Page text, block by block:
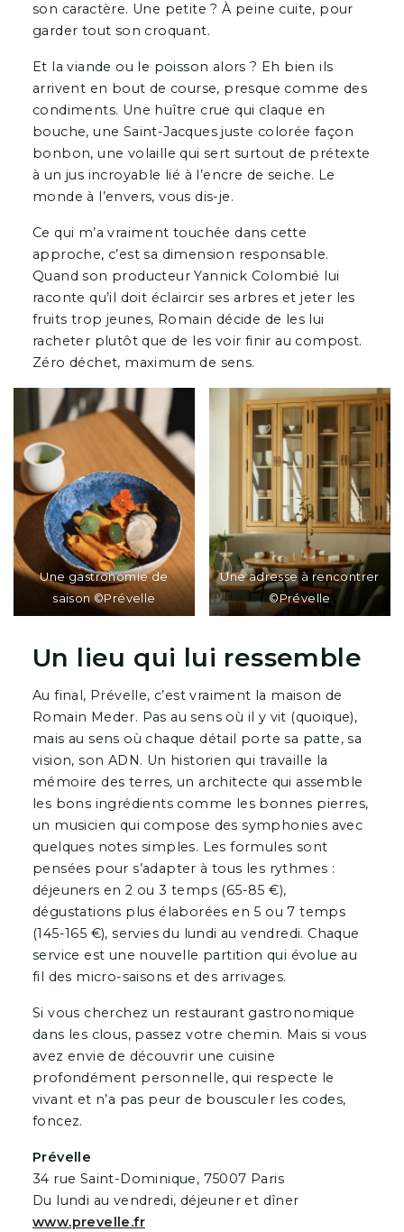
son caractère. Une petite ? À peine cuite, pour
garder tout son croquant.
Et la viande ou le poisson alors ? Eh bien ils
arrivent en bout de course, presque comme des
condiments. Une huître crue qui claque en
bouche, une Saint-Jacques juste colorée façon
bonbon, une volaille qui sert surtout de prétexte
à un jus incroyable lié à l’encre de seiche. Le
monde à l’envers, vous dis-je.
Ce qui m’a vraiment touchée dans cette
approche, c’est sa dimension responsable.
Quand son producteur Yannick Colombié lui
raconte qu’il doit éclaircir ses arbres et jeter les
fruits trop jeunes, Romain décide de les lui
racheter plutôt que de les voir finir au compost.
Zéro déchet, maximum de sens.
Une gastronomie de
saison ©Prévelle
Une adresse à rencontrer
©Prévelle
Un lieu qui lui ressemble
Au final, Prévelle, c’est vraiment la maison de
Romain Meder. Pas au sens où il y vit (quoique),
mais au sens où chaque détail porte sa patte, sa
vision, son ADN. Un historien qui travaille la
mémoire des terres, un architecte qui assemble
les bons ingrédients comme les bonnes pierres,
un musicien qui compose des symphonies avec
quelques notes simples. Les formules sont
pensées pour s’adapter à tous les rythmes :
déjeuners en 2 ou 3 temps (65-85 €),
dégustations plus élaborées en 5 ou 7 temps
(145-165 €), servies du lundi au vendredi. Chaque
service est une nouvelle partition qui évolue au
fil des micro-saisons et des arrivages.
Si vous cherchez un restaurant gastronomique
dans les clous, passez votre chemin. Mais si vous
avez envie de découvrir une cuisine
profondément personnelle, qui respecte le
vivant et n’a pas peur de bousculer les codes,
foncez.
Prévelle
34 rue Saint-Dominique, 75007 Paris
Du lundi au vendredi, déjeuner et dîner
www.prevelle.fr